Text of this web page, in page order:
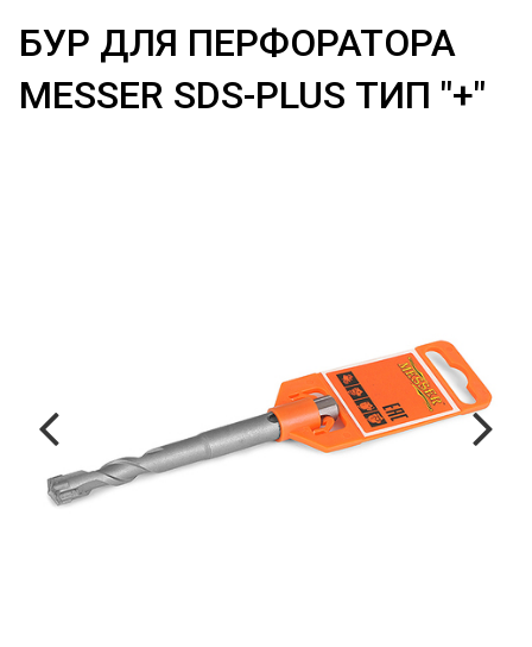
БУР ДЛЯ ПЕРФОРАТОРА
MESSER SDS-PLUS ТИП "+"